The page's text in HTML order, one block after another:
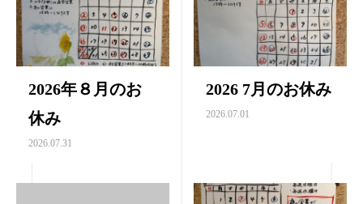
2026年８月のお
休み
2026.07.31
2026 7月のお休み
2026.07.01